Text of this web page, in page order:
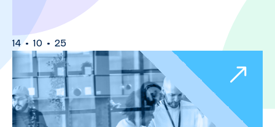
14• 10 • 25